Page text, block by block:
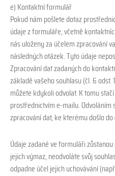
e) Kontaktní formulář
Pokud nám pošlete dotaz
údaje z formuláře, včetně
nás uloženy za účelem zpracování
následných otázek. Tyto údaje
Zpracování dat zadaných do
základě vašeho souhlasu (čl. 6 odst.
můžete kdykoli odvolat. K tomu
prostřednictvím e-mailu.
zpracování dat, ke kterému došlo
Údaje zadané ve formuláři
jejich výmaz, neodvoláte svůj
odpadne účel jejich uchovávání